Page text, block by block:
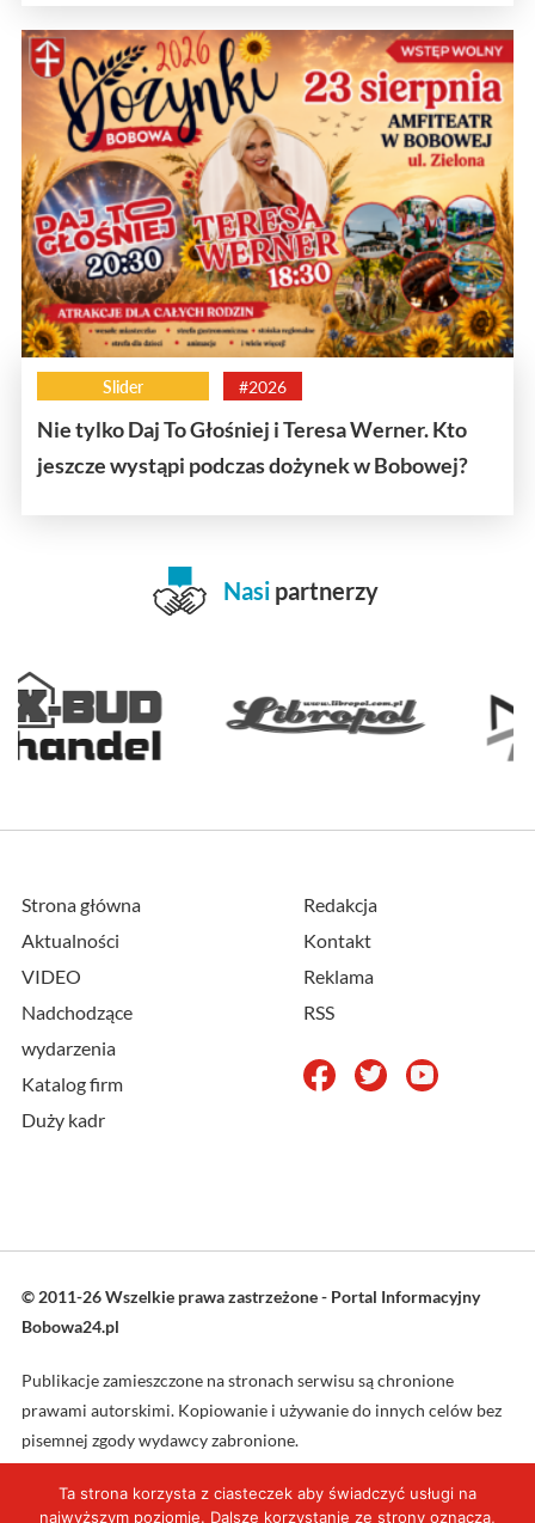
Slider #2026
Nie tylko Daj To Głośniej i Teresa Werner. Kto
jeszcze wystąpi podczas dożynek w Bobowej?
Nasi partnerzy
Strona główna
Aktualności
VIDEO
Nadchodzące
wydarzenia
Katalog firm
Duży kadr
Redakcja
Kontakt
Reklama
RSS
© 2011-26 Wszelkie prawa zastrzeżone - Portal Informacyjny
Bobowa24.pl
Publikacje zamieszczone na stronach serwisu są chronione
prawami autorskimi. Kopiowanie i używanie do innych celów bez
pisemnej zgody wydawcy zabronione.
Projekt oraz wykonanie: L4web.pl
Ta strona korzysta z ciasteczek aby świadczyć usługi na
najwyższym poziomie. Dalsze korzystanie ze strony oznacza,